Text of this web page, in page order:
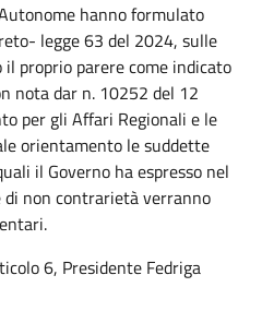
hanno formulato
legge 63 del 2024, sulle
proprio parere come indicato
nota dar n. 10252 del 12
per gli Affari Regionali e le
orientamento le suddette
il Governo ha espresso nel
non contrarietà verranno
6, Presidente Fedriga